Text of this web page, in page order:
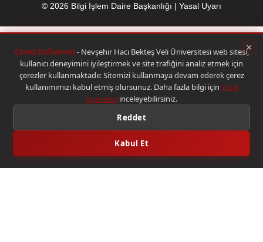
×
Çerez Kullanımı - Nevşehir Hacı Bekteş Veli Üniversitesi web sitesi,
kullanıcı deneyimini iyileştirmek ve site trafiğini analiz etmek için
çerezler kullanmaktadır. Sitemizi kullanmaya devam ederek çerez
kullanımımızı kabul etmiş olursunuz. Daha fazla bilgi için Yasal
uyarımızı inceleyebilirsiniz.
Reddet
Kabul Et
© 2026 Bilgi İşlem Daire Başkanlığı | Yasal Uyarı